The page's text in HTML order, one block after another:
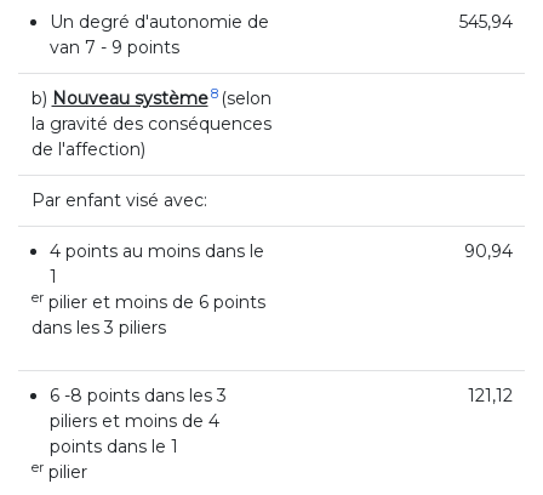
Un degré d'autonomie de
van 7 - 9 points
545,94
b) Nouveau système8 (selon
la gravité des conséquences
de l'affection)
Par enfant visé avec:
4 points au moins dans le
1
erpilier et moins de 6 points
dans les 3 piliers
90,94
6 -8 points dans les 3
piliers et moins de 4
points dans le 1
erpilier
121,12